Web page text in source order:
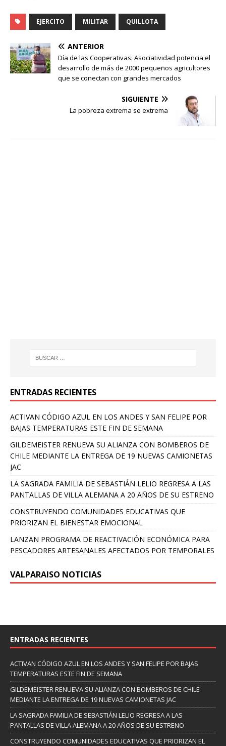
EJERCITO MILITAR QUILLOTA
ANTERIOR
Día de las Cooperativas: Asociatividad potencia el
desarrollo de más de 2000 pequeños agricultores
que se conectan con grandes mercados
SIGUIENTE
La pobreza extrema se extrema
ENTRADAS RECIENTES
ACTIVAN CÓDIGO AZUL EN LOS ANDES Y SAN FELIPE POR
BAJAS TEMPERATURAS ESTE FIN DE SEMANA
GILDEMEISTER RENUEVA SU ALIANZA CON BOMBEROS DE
CHILE MEDIANTE LA ENTREGA DE 19 NUEVAS CAMIONETAS
JAC
LA SAGRADA FAMILIA DE SEBASTIÁN LELIO REGRESA A LAS
PANTALLAS DE VILLA ALEMANA A 20 AÑOS DE SU ESTRENO
CONSTRUYENDO COMUNIDADES EDUCATIVAS QUE
PRIORIZAN EL BIENESTAR EMOCIONAL
LANZAN PROGRAMA DE REACTIVACIÓN ECONÓMICA PARA
PESCADORES ARTESANALES AFECTADOS POR TEMPORALES
VALPARAISO NOTICIAS
ENTRADAS RECIENTES
ACTIVAN CÓDIGO AZUL EN LOS ANDES Y SAN FELIPE POR BAJAS
TEMPERATURAS ESTE FIN DE SEMANA
GILDEMEISTER RENUEVA SU ALIANZA CON BOMBEROS DE CHILE
MEDIANTE LA ENTREGA DE 19 NUEVAS CAMIONETAS JAC
LA SAGRADA FAMILIA DE SEBASTIÁN LELIO REGRESA A LAS
PANTALLAS DE VILLA ALEMANA A 20 AÑOS DE SU ESTRENO
CONSTRUYENDO COMUNIDADES EDUCATIVAS QUE PRIORIZAN EL